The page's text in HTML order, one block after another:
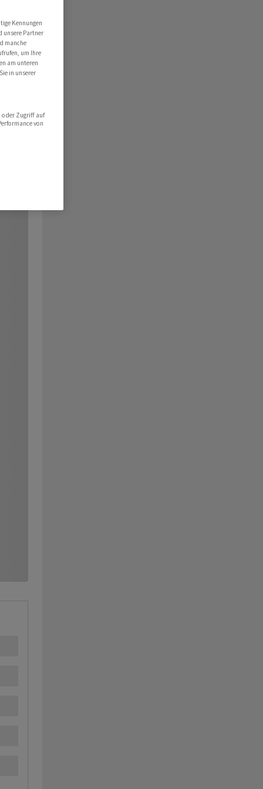
Kennungen
unsere Partner
manche
um Ihre
am unteren
in unserer
oder Zugriff auf
von